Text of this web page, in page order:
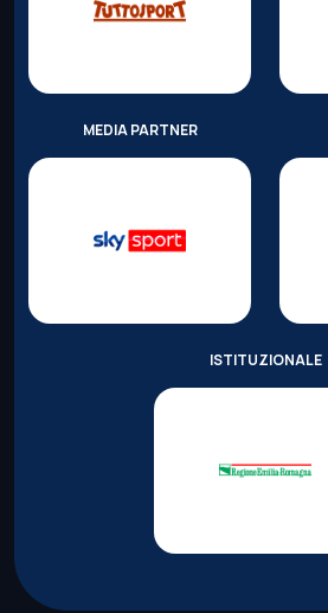
MEDIA PARTNER
ISTITUZIONALE